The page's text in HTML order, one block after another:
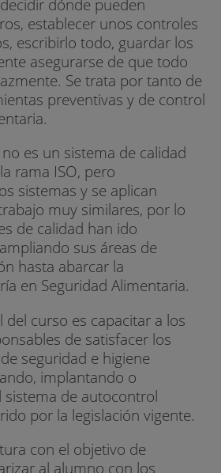
dónde pueden
establecer unos controles
escribirlo todo, guardar los
asegurarse de que todo
Se trata por tanto de
preventivas y de control
no es un sistema de calidad
rama ISO, pero
sistemas y se aplican
muy similares, por lo
de calidad han ido
sus áreas de
hasta abarcar la
en Seguridad Alimentaria.
del curso es capacitar a los
de satisfacer los
seguridad e higiene
implantando o
de autocontrol
por la legislación vigente.
con el objetivo de
al alumno con los